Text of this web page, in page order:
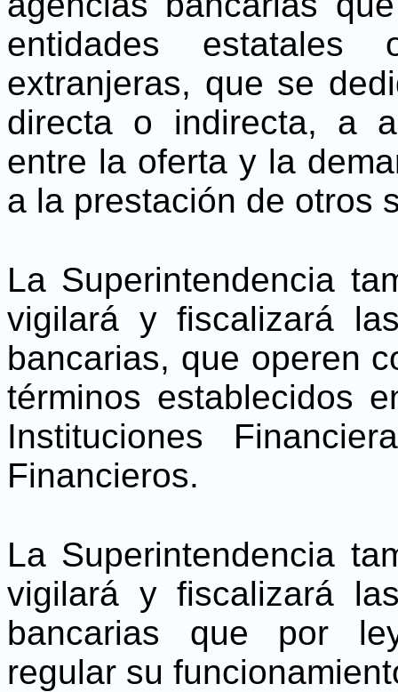
entidades
extranjeras, que se
directa o indirecta, a
entre la oferta y la
a la prestación de otros
La Superintendencia
vigilará y fiscalizará
bancarias, que operen
términos establecidos
Instituciones
Financieros.
La Superintendencia
vigilará y fiscalizará
bancarias que por
regular su